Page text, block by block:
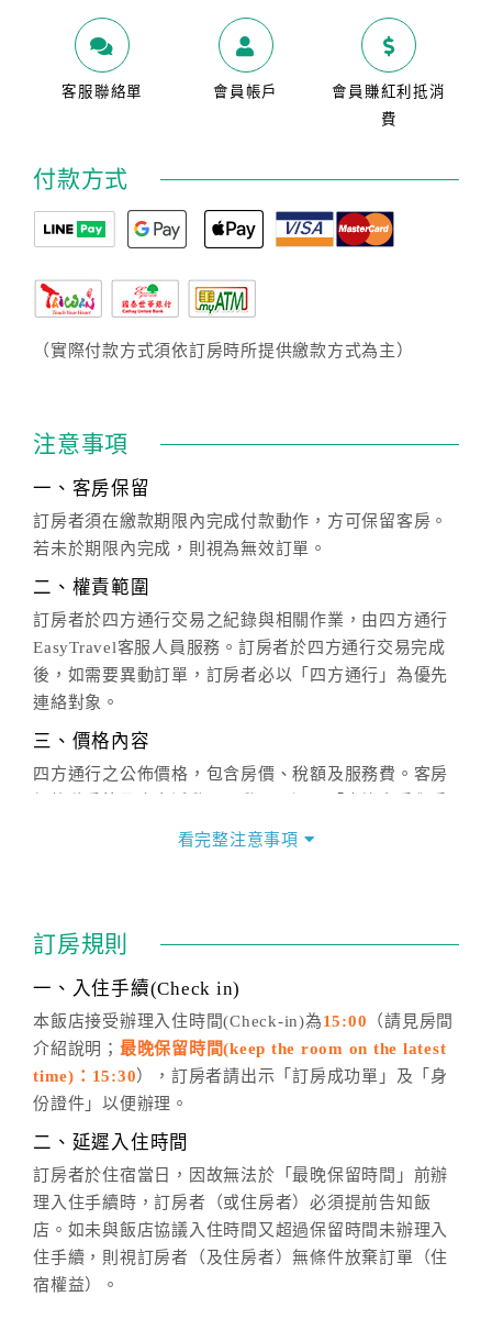
客服聯絡單 會員帳戶
會員賺紅利抵消
費
付款方式
（實際付款方式須依訂房時所提供繳款方式為主）
注意事項
一、客房保留
訂房者須在繳款期限內完成付款動作，方可保留客房。
若未於期限內完成，則視為無效訂單。
二、權責範圍
訂房者於四方通行交易之紀錄與相關作業，由四方通行
EasyTravel客服人員服務。訂房者於四方通行交易完成
後，如需要異動訂單，訂房者必以「四方通行」為優先
連絡對象。
三、價格內容
四方通行之公佈價格，包含房價、稅額及服務費。客房
價」之當日價格為標準。
話方式異動訂單。
※非客服時間之申辦異動，皆為次日計算及辦理。
五、客服時間
週一至週日，上午9:00～晚上6:00
六、聯絡方式
(07)9682715 。
看完整注意事項
訂房規則
一、入住手續(Check in)
本飯店接受辦理入住時間(Check-in)為15:00 （請見房間
介紹說明； 最晚保留時間(keep the room on the latest
time)：15:30），訂房者請出示「訂房成功單」及「身
份證件」以便辦理。
二、延遲入住時間
訂房者於住宿當日，因故無法於「最晚保留時間」前辦
理入住手續時，訂房者（或住房者）必須提前告知飯
店。如未與飯店協議入住時間又超過保留時間未辦理入
住手續，則視訂房者（及住房者）無條件放棄訂單（住
宿權益）。